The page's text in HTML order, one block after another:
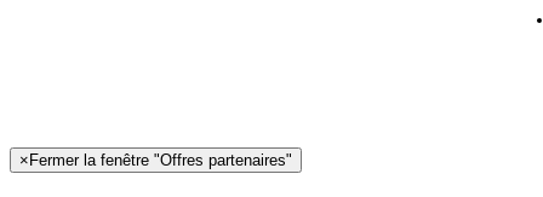
× Fermer la fenêtre "Offres partenaires"